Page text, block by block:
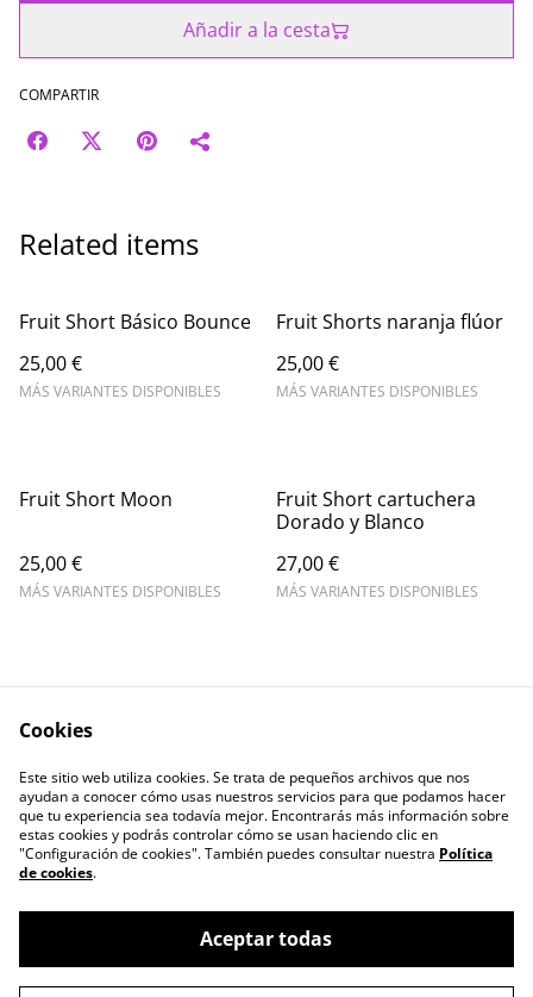
Añadir a la cesta
COMPARTIR
Related items
Fruit Short Básico Bounce
25,00 €
MÁS VARIANTES DISPONIBLES
Fruit Shorts naranja flúor
25,00 €
MÁS VARIANTES DISPONIBLES
Fruit Short Moon
25,00 €
MÁS VARIANTES DISPONIBLES
Fruit Short cartuchera
Dorado y Blanco
27,00 €
MÁS VARIANTES DISPONIBLES
Contact Us
Legal Terms
Privacy Policy
Cookie Policy
©2026Fruit Twerk
Cookies
Este sitio web utiliza cookies. Se trata de pequeños archivos que nos
ayudan a conocer cómo usas nuestros servicios para que podamos hacer
que tu experiencia sea todavía mejor. Encontrarás más información sobre
estas cookies y podrás controlar cómo se usan haciendo clic en
"Configuración de cookies". También puedes consultar nuestra Política
de cookies.
Aceptar todas